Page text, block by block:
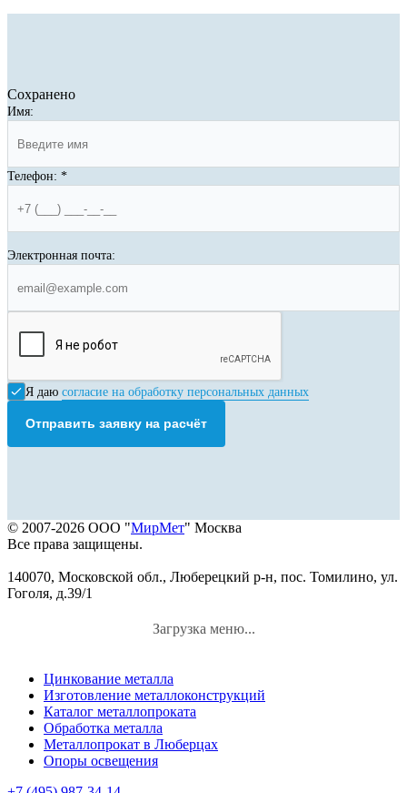
Сохранено
Имя:
Телефон: *
Электронная почта:
Я даю согласие на обработку персональных данных
Отправить заявку на расчёт
© 2007-2026 ООО "МирМет" Москва
Все права защищены.
140070, Московской обл., Люберецкий р-н, пос. Томилино, ул.
Гоголя, д.39/1
Загрузка меню...
Цинкование металла
Изготовление металлоконструкций
Каталог металлопроката
Обработка металла
Металлопрокат в Люберцах
Опоры освещения